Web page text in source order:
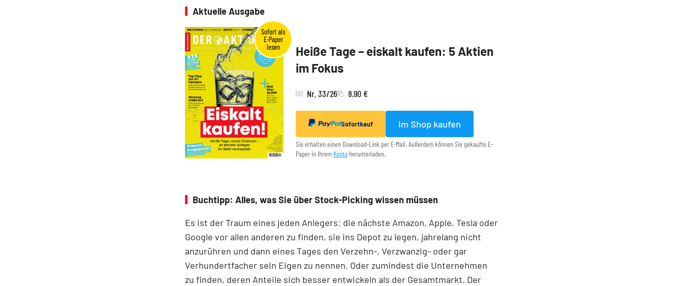
Aktuelle Ausgabe
Heiße Tage – eiskalt kaufen: 5 Aktien
im Fokus
Nr. 33/26 8,90 €
Sofortkauf Im Shop kaufen
Sie erhalten einen Download-Link per E-Mail. Außerdem können Sie gekaufte E-
Paper in Ihrem Konto herunterladen.
Buchtipp: Alles, was Sie über Stock-Picking wissen müssen
Es ist der Traum eines jeden Anlegers: die nächste Amazon, Apple, Tesla oder
Google vor allen anderen zu finden, sie ins Depot zu legen, jahrelang nicht
anzurühren und dann eines Tages den Verzehn-, Verzwanzig- oder gar
Verhundertfacher sein Eigen zu nennen. Oder zumindest die Unternehmen
zu finden, deren Anteile sich besser entwickeln als der Gesamtmarkt. Der